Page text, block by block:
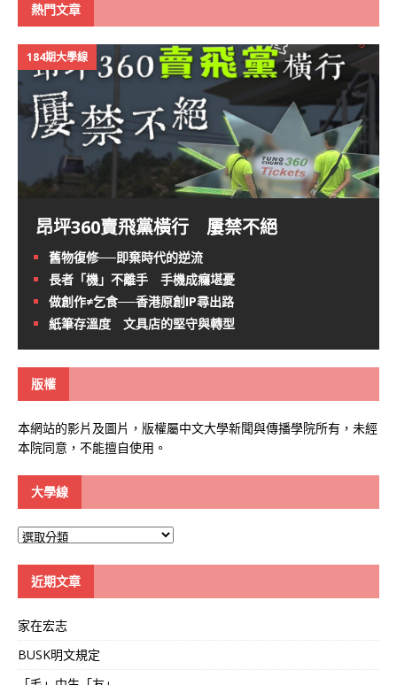
熱門文章
184期大學線
昂坪360賣飛黨橫行 屢禁不絕
舊物復修──即棄時代的逆流
長者「機」不離手 手機成癮堪憂
做創作≠乞食──香港原創IP尋出路
紙筆存溫度 文具店的堅守與轉型
版權
本網站的影片及圖片，版權屬中文大學新聞與傳播學院所有，未經
本院同意，不能擅自使用。
大學線
大
近期文章
家在宏志
BUSK明文規定